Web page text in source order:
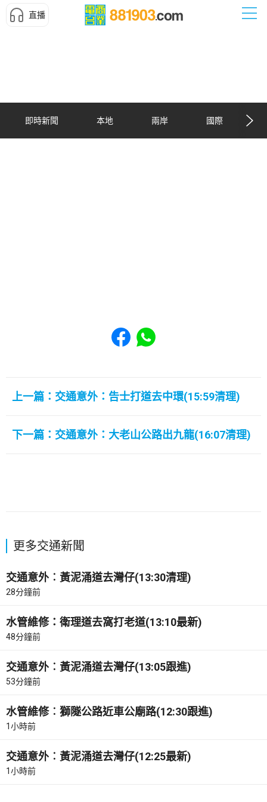
直播
即時新聞 本地 兩岸 國際
Share to Facebook
Share to WhatsApp
上一篇：交通意外：告士打道去中環(15:59清理)
下一篇：交通意外：大老山公路出九龍(16:07清理)
更多交通新聞
交通意外︰黃泥涌道去灣仔(13:30清理)
28分鐘前
水管維修：衛理道去窩打老道(13:10最新)
48分鐘前
交通意外︰黃泥涌道去灣仔(13:05跟進)
53分鐘前
水管維修︰獅隧公路近車公廟路(12:30跟進)
1小時前
交通意外︰黃泥涌道去灣仔(12:25最新)
1小時前